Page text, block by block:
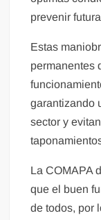
prevenir
Estas
permanentes
garantizando
sector y
La COMAPA
que el buen
de todos, por